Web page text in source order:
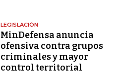
LEGISLACIÓN
MinDefensa anuncia
ofensiva contra grupos
criminales y mayor
control territorial